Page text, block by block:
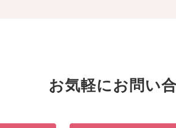
お気軽にお問い